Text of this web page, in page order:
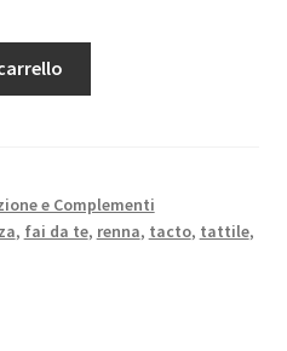
€
e Complementi
, fai da te, renna, tacto, tattile,